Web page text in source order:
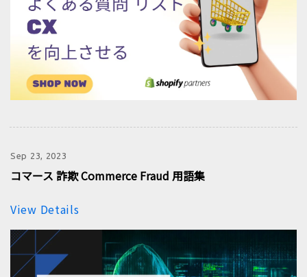
Sep 23, 2023
コマース 詐欺 Commerce Fraud 用語集
View Details